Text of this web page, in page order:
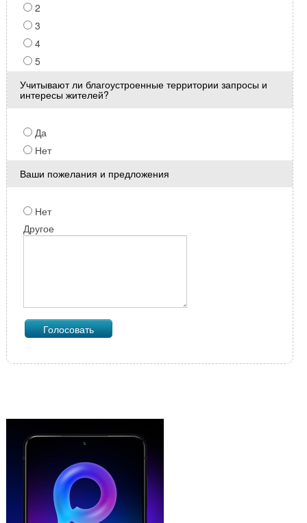
2
3
4
5
Учитывают ли благоустроенные территории запросы и
интересы жителей?
Да
Нет
Ваши пожелания и предложения
Нет
Другое